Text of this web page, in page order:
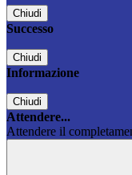
Chiudi
Successo
Chiudi
Informazione
Chiudi
Attendere...
Attendere il